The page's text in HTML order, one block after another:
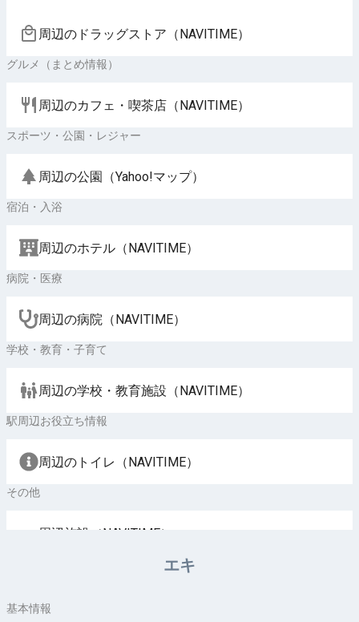
周辺のドラッグストア（NAVITIME）
グルメ（まとめ情報）
周辺のカフェ・喫茶店（NAVITIME）
スポーツ・公園・レジャー
周辺の公園（Yahoo!マップ）
宿泊・入浴
周辺のホテル（NAVITIME）
病院・医療
周辺の病院（NAVITIME）
学校・教育・子育て
周辺の学校・教育施設（NAVITIME）
駅周辺お役立ち情報
周辺のトイレ（NAVITIME）
その他
周辺施設（NAVITIME）
エキ
基本情報